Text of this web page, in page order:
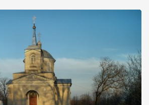
із кам’яними хрестами. Всі епітафії, які
кирилицею, церковнослов’янською
ознаками – цвинтар
датуються 19 століттям. У 1924-1940